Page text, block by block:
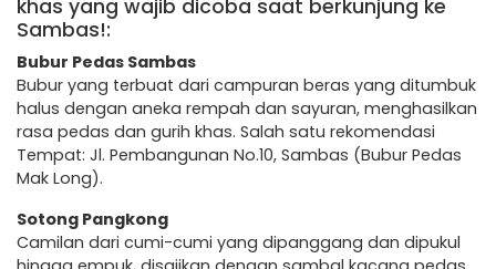
khas yang wajib dicoba saat berkunjung ke
Sambas!:
Bubur Pedas Sambas
Bubur yang terbuat dari campuran beras yang ditumbuk
halus dengan aneka rempah dan sayuran, menghasilkan
rasa pedas dan gurih khas. Salah satu rekomendasi
Tempat: Jl. Pembangunan No.10, Sambas (Bubur Pedas
Mak Long).
Sotong Pangkong
Camilan dari cumi-cumi yang dipanggang dan dipukul